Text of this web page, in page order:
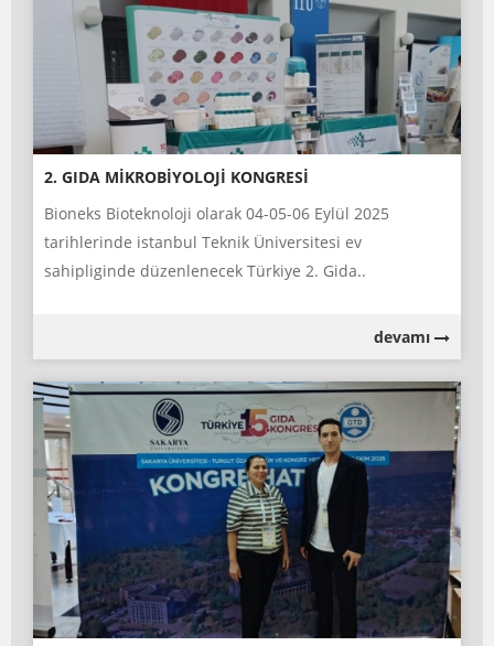
2. GIDA MİKROBİYOLOJİ KONGRESİ
Bioneks Bioteknoloji olarak 04-05-06 Eylül 2025
tarihlerinde istanbul Teknik Üniversitesi ev
sahipliginde düzenlenecek Türkiye 2. Gida..
devamı